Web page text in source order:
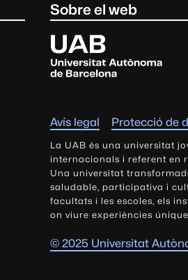
Sobre el web
U
n
i
s
i
t
a
t
A
u
t
ò
Avís legal Protecció de
La UAB és una universitat
internacionals i referent en
Una universitat
saludable, participativa i
facultats i les escoles, els
on viure experiències
© 2025 Universitat